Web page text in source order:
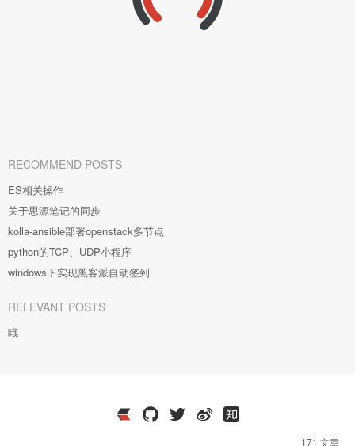
RECOMMEND POSTS
ES相关操作
关于思源笔记的同步
kolla-ansible部署openstack多节点
python的TCP、UDP小程序
windows下实现黑客派自动签到
RELEVANT POSTS
哦
171 文章